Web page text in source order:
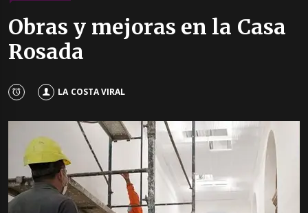
Obras y mejoras en la Casa
Rosada
LA COSTA VIRAL